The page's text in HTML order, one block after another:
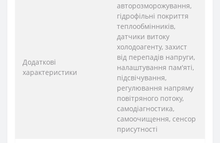
Додаткові
характеристики
авторозморожування,
гідрофільні покриття
теплообмінників,
датчики витоку
холодоагенту, захист
від перепадів напруги,
налаштування пам'яті,
підсвічування,
регулювання напряму
повітряного потоку,
самодіагностика,
самоочищення, сенсор
присутності